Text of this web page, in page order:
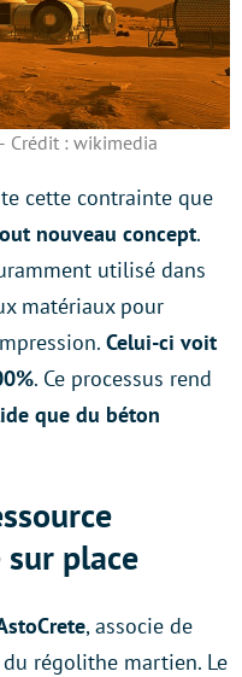
Crédit : wikimedia
cette contrainte que
nouveau concept.
utilisé dans
matériaux pour
Celui-ci voit
. Ce processus rend
que du béton
place
, associe de
régolithe martien. Le